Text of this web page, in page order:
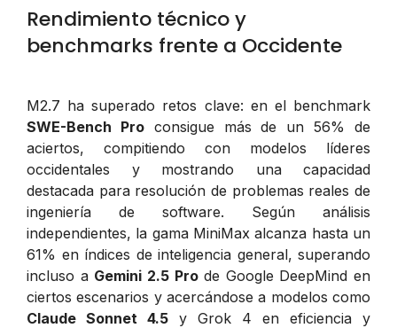
Rendimiento técnico y
benchmarks frente a Occidente
M2.7 ha superado retos clave: en el benchmark
SWE-Bench Proconsigue más de un 56% de
aciertos, compitiendo con modelos líderes
occidentales y mostrando una capacidad
destacada para resolución de problemas reales de
ingeniería de software. Según análisis
independientes, la gama MiniMax alcanza hasta un
61% en índices de inteligencia general, superando
incluso a Gemini 2.5 Prode Google DeepMind en
ciertos escenarios y acercándose a modelos como
Claude Sonnet 4.5 y Grok 4 en eficiencia y